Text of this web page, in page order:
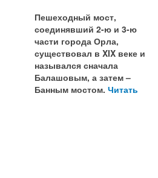
Пешеходный мост,
соединявший 2-ю и 3-ю
части города Орла,
существовал в XIX веке и
назывался сначала
Балашовым, а затем –
Банным мостом. Читать